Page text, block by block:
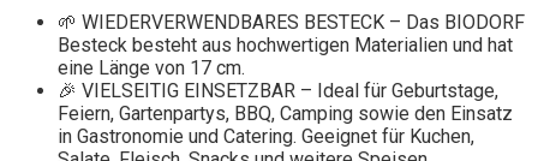
🌱 WIEDERVERWENDBARES BESTECK – Das BIODORF
Besteck besteht aus hochwertigen Materialien und hat
eine Länge von 17 cm.
🎉 VIELSEITIG EINSETZBAR – Ideal für Geburtstage,
Feiern, Gartenpartys, BBQ, Camping sowie den Einsatz
in Gastronomie und Catering. Geeignet für Kuchen,